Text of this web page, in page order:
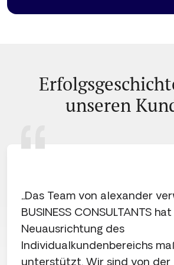
unseren
„Das Team von alexander
BUSINESS CONSULTANTS
Neuausrichtung des
Individualkundenbereichs
unterstützt. Wir sind von der